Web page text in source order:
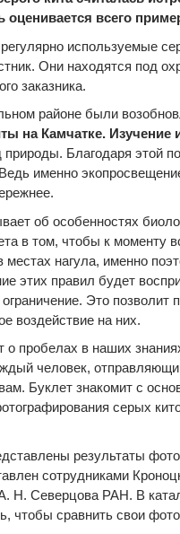
оценивается всего
используемые
Они находятся под
заказника.
районе были
на Камчатке. Изучение
Благодаря этой
именно
об особенностях
в том, чтобы к моменту
нагула, именно
этих правил будет
Это позволит
воздействие на них.
о пробелах в наших
человек,
Буклет знакомит с
серых
результаты
сотрудниками
Н. Северцова РАН. В
чтобы сравнить свои